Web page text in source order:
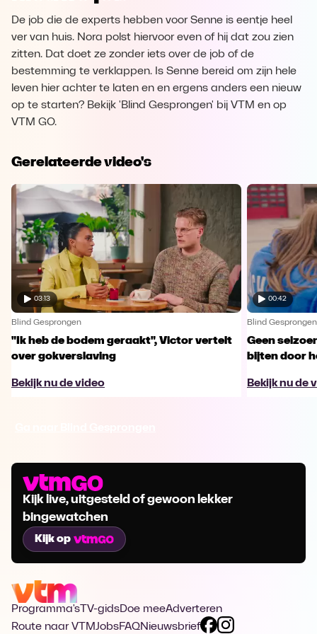
De job die de experts hebben voor Senne is eentje heel
ver van huis. Nora polst hiervoor even of hij dat zou zien
zitten. Dat doet ze zonder iets over de job of de
bestemming te verklappen. Is Senne bereid om zijn hele
leven hier achter te laten en en ergens anders een nieuw
op te starten? Bekijk 'Blind Gesprongen' bij VTM en op
VTM GO.
Gerelateerde video's
03:13
Blind Gesprongen
"Ik heb de bodem geraakt", Victor vertelt
over gokverslaving
Bekijk nu de video
00:42
Blind Gesprongen
Geen
bijten door
Bekijk nu de
Kijk live, uitgesteld of gewoon lekker
bingewatchen
Kijk op
Programma's TV-gidsDoe meeAdverteren
Route naar VTMJobsFAQNieuwsbrief